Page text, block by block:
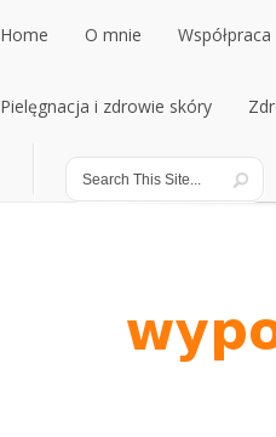
Home
Home
O mnie
O mnie Współpraca
Pielęgnacja i zdrowie skóry
Pielęgnacja i zdrowie skóry